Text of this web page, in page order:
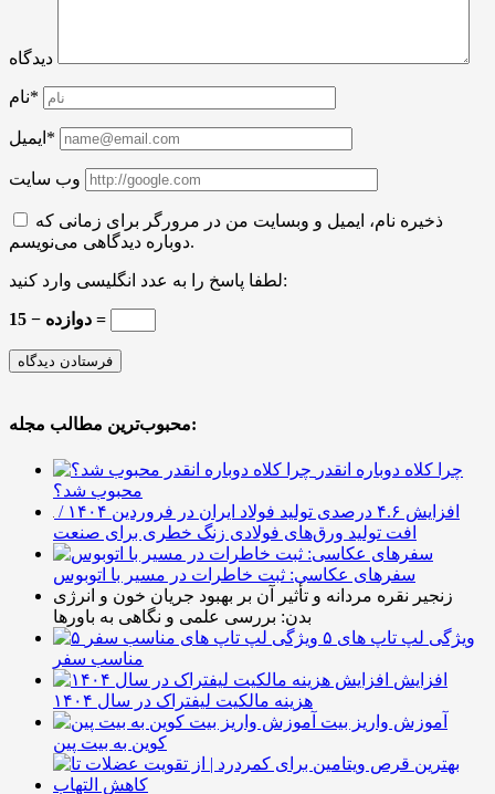
دیدگاه
نام*
ایمیل*
وب سایت
ذخیره نام، ایمیل و وبسایت من در مرورگر برای زمانی که
دوباره دیدگاهی می‌نویسم.
لطفا پاسخ را به عدد انگلیسی وارد کنید:
15 − دوازده =
محبوب‌ترین مطالب مجله:
چرا کلاه دوباره انقدر
محبوب شد؟
افزایش ۴.۶ درصدی تولید فولاد ایران در فروردین ۱۴۰۴ /
افت تولید ورق‌های فولادی زنگ خطری برای صنعت
سفرهای عکاسی: ثبت خاطرات در مسیر با اتوبوس
زنجیر نقره مردانه و تأثیر آن بر بهبود جریان خون و انرژی
بدن: بررسی علمی و نگاهی به باورها
۵ ویژگی لپ تاپ های
مناسب سفر
افزایش
هزینه مالکیت لیفتراک در سال ۱۴۰۴
آموزش واریز بیت
کوین به بیت پین